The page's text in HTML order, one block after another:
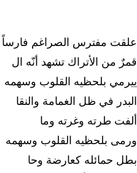
علقت مفترس الصراغم فارساً
قمرٌ من الأتراك تشهد أنّه ال
ييرمي بلحظيه القلوب وسهمه
البدر في ظل الغمامة والنقا
ألفت طرته وغرته وما
ورمى بلحظيه القلوب وسهمه
بطل حمائله كعارضة وحا